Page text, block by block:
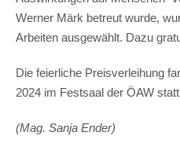
Werner Märk betreut wurde,
Arbeiten ausgewählt. Dazu
Die feierliche Preisverleihung
2024 im Festsaal der ÖAW
(Mag. Sanja Ender)